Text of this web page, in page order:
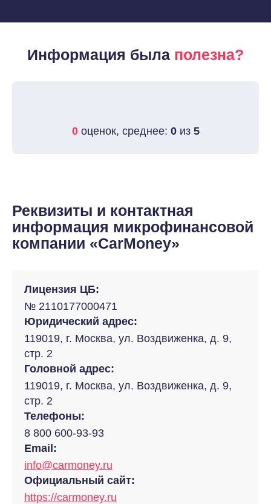
Информация была полезна?
0оценок, среднее: 0из 5
Реквизиты и контактная
информация микрофинансовой
компании «CarMoney»
Лицензия ЦБ:
№ 2110177000471
Юридический адрес:
119019, г. Москва, ул. Воздвиженка, д. 9,
стр. 2
Головной адрес:
119019, г. Москва, ул. Воздвиженка, д. 9,
стр. 2
Телефоны:
8 800 600-93-93
Email:
info@carmoney.ru
Официальный сайт:
https://carmoney.ru